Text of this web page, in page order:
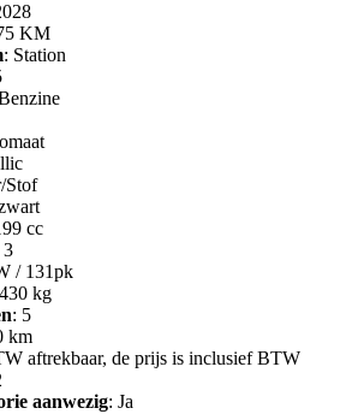
KM
: Station
Stof
cc
3
/ 131pk
kg
: 5
km
aftrekbaar, de prijs is inclusief BTW
aanwezig: Ja